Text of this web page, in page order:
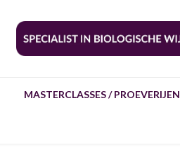
MASTERCLASSES / PROEVERIJEN